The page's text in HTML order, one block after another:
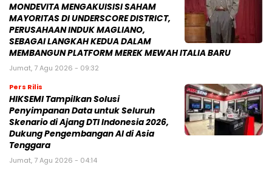
MONDEVITA MENGAKUISISI SAHAM
MAYORITAS DI UNDERSCORE DISTRICT,
PERUSAHAAN INDUK MAGLIANO,
SEBAGAI LANGKAH KEDUA DALAM
MEMBANGUN PLATFORM MEREK MEWAH ITALIA BARU
Jumat, 7 Agu 2026 - 09:32
Pers Rilis
HIKSEMI Tampilkan Solusi
Penyimpanan Data untuk Seluruh
Skenario di Ajang DTI Indonesia 2026,
Dukung Pengembangan AI di Asia
Tenggara
Jumat, 7 Agu 2026 - 04:14